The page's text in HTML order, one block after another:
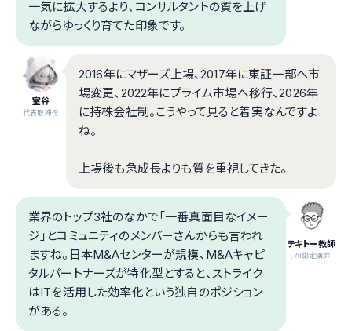
一気に拡大するより、コンサルタントの質を上げ
ながらゆっくり育てた印象です。
室谷
代表取締役
2016年にマザーズ上場、2017年に東証一部へ市
場変更、2022年にプライム市場へ移行、2026年
に持株会社制。こうやって見ると着実なんですよ
ね。
上場後も急成長よりも質を重視してきた。
テキトー教師
.AI認定講師
業界のトップ3社のなかで「一番真面目なイメー
ジ」とコミュニティのメンバーさんからも言われ
ますね。日本M&Aセンターが規模、M&Aキャピ
タルパートナーズが特化型とすると、ストライク
はITを活用した効率化という独自のポジション
がある。